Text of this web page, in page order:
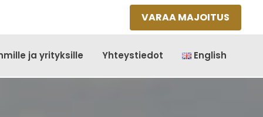
VARAA MAJOITUS
ja yrityksille Yhteystiedot English